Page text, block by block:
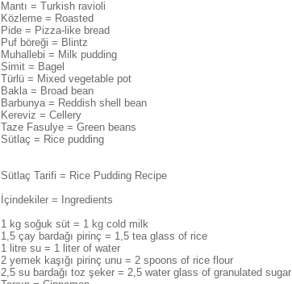
Mantı = Turkish ravioli
Közleme = Roasted
Pide = Pizza-like bread
Puf böreği = Blintz
Muhallebi = Milk pudding
Simit = Bagel
Türlü = Mixed vegetable pot
Bakla = Broad bean
Barbunya = Reddish shell bean
Kereviz = Cellery
Taze Fasulye = Green beans
Sütlaç = Rice pudding
Sütlaç Tarifi = Rice Pudding Recipe
İçindekiler = Ingredients
1 kg soğuk süt = 1 kg cold milk
1,5 çay bardağı pirinç = 1,5 tea glass of rice
1 litre su = 1 liter of water
2 yemek kaşığı pirinç unu = 2 spoons of rice flour
2,5 su bardağı toz şeker = 2,5 water glass of granulated sugar